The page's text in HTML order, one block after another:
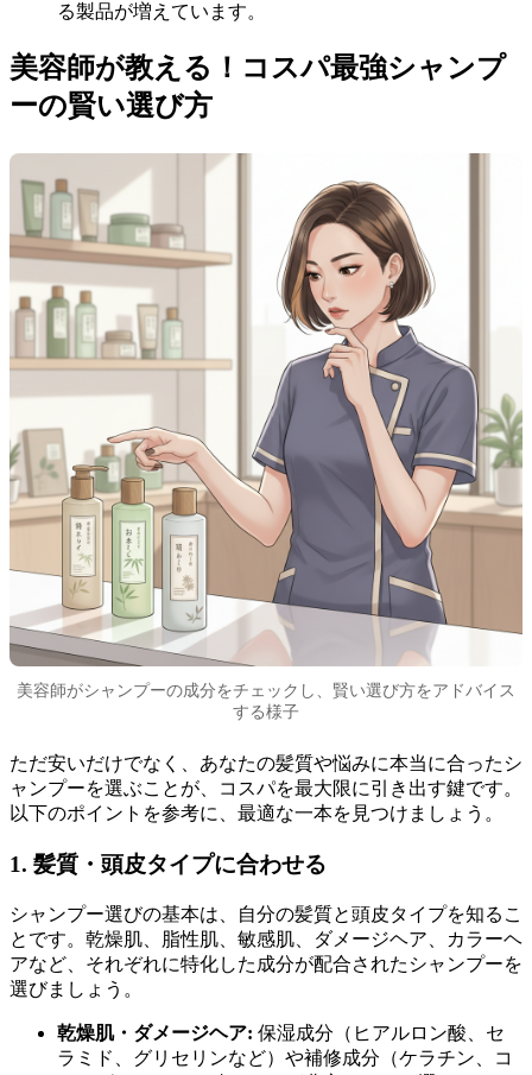
る製品が増えています。
美容師が教える！コスパ最強シャンプ
ーの賢い選び方
美容師がシャンプーの成分をチェックし、賢い選び方をアドバイス
する様子
ただ安いだけでなく、あなたの髪質や悩みに本当に合ったシ
ャンプーを選ぶことが、コスパを最大限に引き出す鍵です。
以下のポイントを参考に、最適な一本を見つけましょう。
1. 髪質・頭皮タイプに合わせる
シャンプー選びの基本は、自分の髪質と頭皮タイプを知るこ
とです。乾燥肌、脂性肌、敏感肌、ダメージヘア、カラーヘ
アなど、それぞれに特化した成分が配合されたシャンプーを
選びましょう。
乾燥肌・ダメージヘア: 保湿成分（ヒアルロン酸、セ
ラミド、グリセリンなど）や補修成分（ケラチン、コ